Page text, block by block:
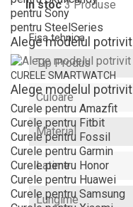
pentru Sony
pentru SteelSeries
Alege modelul potrivit
CURELE SMARTWATCH
Alege modelul potrivit
Curele pentru Amazfit
Curele pentru Fitbit
Curele pentru Fossil
Curele pentru Garmin
Curele pentru Honor
Curele pentru Huawei
Curele pentru Samsung
In stoc 3 Produse
Fisa tehnica
Tip Produs
Culoare
Material
Latime
Lungime